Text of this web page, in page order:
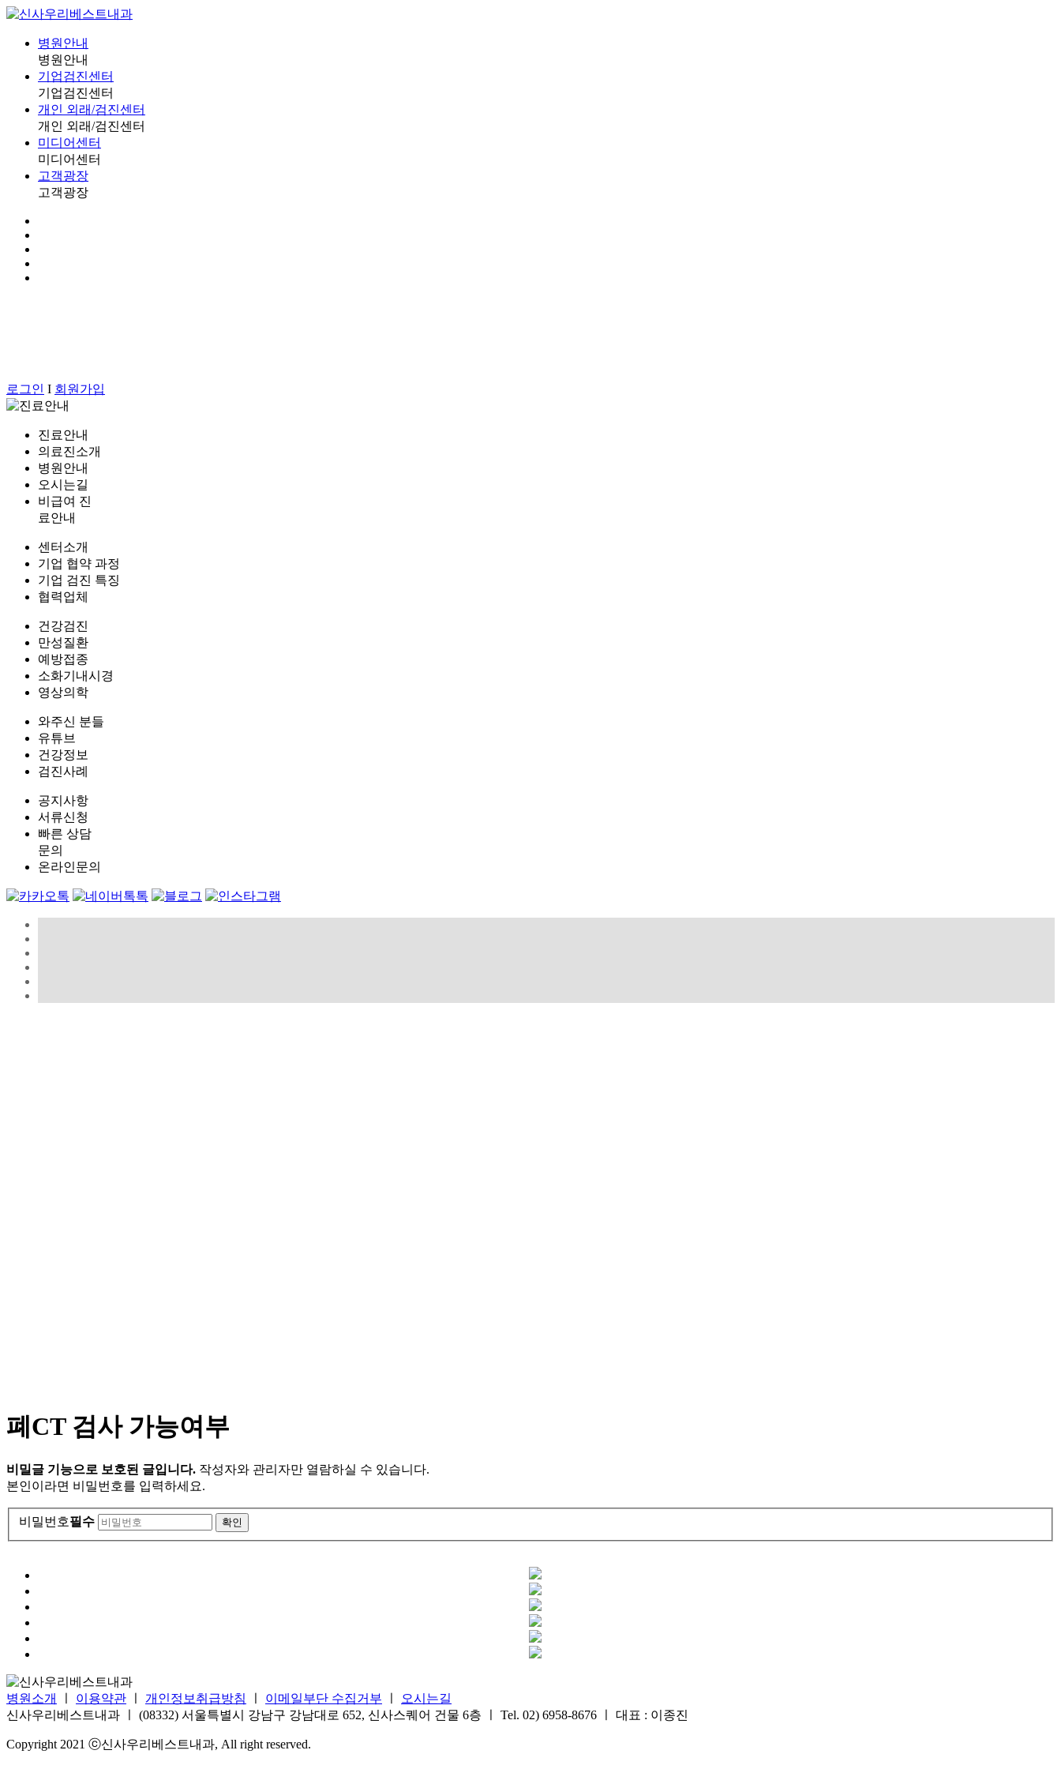
병원안내
병원안내
기업검진센터
기업검진센터
개인 외래/검진센터
개인 외래/검진센터
미디어센터
미디어센터
고객광장
고객광장
로그인 I 회원가입
진료안내
의료진소개
병원안내
오시는길
비급여 진
료안내
센터소개
기업 협약 과정
기업 검진 특징
협력업체
건강검진
만성질환
예방접종
소화기내시경
영상의학
와주신 분들
유튜브
건강정보
검진사례
공지사항
서류신청
빠른 상담
문의
온라인문의
폐CT 검사 가능여부
비밀글 기능으로 보호된 글입니다. 작성자와 관리자만 열람하실 수 있습니다.
본인이라면 비밀번호를 입력하세요.
비밀번호필수
병원소개 이용약관 개인정보취급방침 이메일부단 수집거부
오시는길
신사우리베스트내과 ㅣ (08332) 서울특별시 강남구 강남대로 652, 신사스퀘어 건물 6층 ㅣ Tel. 02) 6958-8676 ㅣ 대표 : 이종진
Copyright 2021 ⓒ신사우리베스트내과, All right reserved.